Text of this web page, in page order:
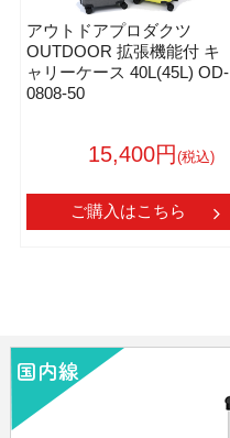
アウトドアプロダクツ
OUTDOOR 拡張機能付 キ
ャリーケース 40L(45L) OD-
0808-50
15,400円 (税込)
ご購入はこちら